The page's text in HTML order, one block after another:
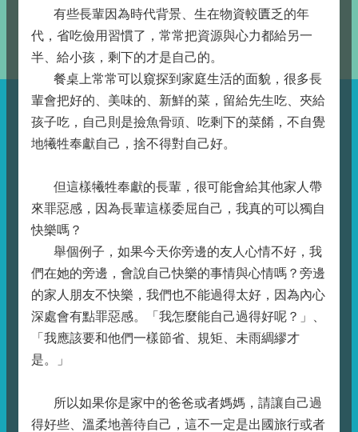
有些長輩因為時代背景、生在物資較匱乏的年
代，省吃儉用習慣了，常常把資源與心力都給另一
半、給小孩，剩下的才是自己的。
餐桌上常常可以窺探到家庭生活的面貌，很多長
輩會把好的、美味的、新鮮的菜，留給先生吃、夾給
孩子吃，自己則是撿魚骨頭、吃剩下的菜餚，不自覺
地犧牲奉獻自己，捨不得對自己好。
但這樣犧牲奉獻的長輩，很可能會給其他家人帶
來罪惡感，因為長輩這樣委屈自己，我真的可以獨自
快樂嗎？
舉個例子，如果今天你旁邊的友人心情不好，我
們在她的旁邊，會說自己快樂的事情與心情嗎？旁邊
的家人朋友不快樂，我們也不能過得太好，因為內心
深處會有點罪惡感。「我怎麼能自己過得好呢？」、
「我應該要和他們一樣節省、規矩、未雨綢繆才
是。」
所以如果你是家中的爸爸或者媽媽，請讓自己過
得好些、溫柔地善待自己，這不一定是出國旅行或者